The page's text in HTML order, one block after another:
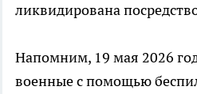
ликвидирована
Напомним, 19 мая 2026
военные с помощью